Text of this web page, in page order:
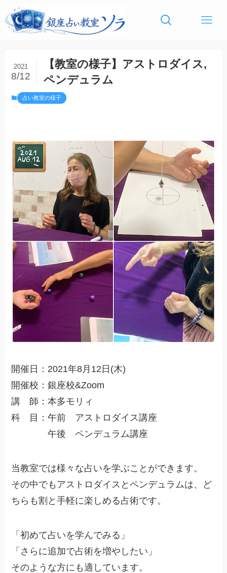
【教室の様子】アストロダイス,
ペンデュラム
2021
8/12
占い教室の様子
開催日：2021年8月12日(木)
開催校：銀座校&Zoom
講 師：本多モリィ
科 目：午前 アストロダイス講座
午後 ペンデュラム講座
当教室では様々な占いを学ぶことができます。
その中でもアストロダイスとペンデュラムは、ど
ちらも割と手軽に楽しめる占術です。
「初めて占いを学んでみる」
「さらに追加で占術を増やしたい」
そのような方にも適しています。